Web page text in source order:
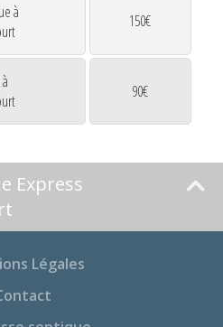
à
150€
90€
Express
Légales